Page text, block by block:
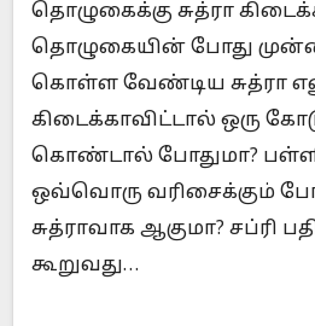
தொழுகைக்கு சுத்ரா
தொழுகையின் போது
கொள்ள வேண்டிய சுத்ரா
கிடைக்காவிட்டால் ஒரு
கொண்டால் போதுமா?
ஒவ்வொரு வரிசைக்கும்
சுத்ராவாக ஆகுமா? சப்ரி
கூறுவது…